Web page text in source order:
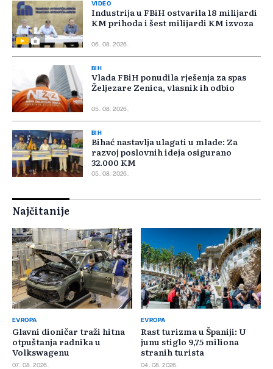
VIDEO
Industrija u FBiH ostvarila 18 milijardi
KM prihoda i šest milijardi KM izvoza
06. 08. 2026.
BIH
Vlada FBiH ponudila rješenja za spas
Željezare Zenica, vlasnik ih odbio
05. 08. 2026.
BIH
Bihać nastavlja ulagati u mlade: Za
razvoj poslovnih ideja osigurano
32.000 KM
05. 08. 2026.
Najčitanije
EVROPA
Glavni dioničar traži hitna
otpuštanja radnika u
Volkswagenu
07. 08. 2026.
EVROPA
Rast turizma u Španiji: U
junu stiglo 9,75 miliona
stranih turista
04. 08. 2026.